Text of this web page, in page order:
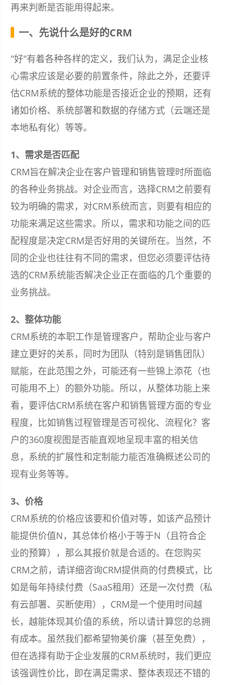
再来判断是否能用得起来。
一、先说什么是好的CRM
"好"有着各种各样的定义，我们认为，满足企业核
心需求应该是必要的前置条件，除此之外，还要评
估CRM系统的整体功能是否接近企业的预期，还有
诸如价格、系统部署和数据的存储方式（云端还是
本地私有化）等等。
1、需求是否匹配
CRM旨在解决企业在客户管理和销售管理时所面临
的各种业务挑战。对企业而言，选择CRM之前要有
较为明确的需求，对CRM系统而言，则要有相应的
功能来满足这些需求。所以，需求和功能之间的匹
配程度是决定CRM是否好用的关键所在。当然，不
同的企业也往往有不同的需求，但您必须要评估待
选的CRM系统能否解决企业正在面临的几个重要的
业务挑战。
2、整体功能
CRM系统的本职工作是管理客户，帮助企业与客户
建立更好的关系，同时为团队（特别是销售团队）
赋能，在此范围之外，可能还有一些锦上添花（也
可能用不上）的额外功能。所以，从整体功能上来
看，要评估CRM系统在客户和销售管理方面的专业
程度，比如销售过程管理是否可视化、流程化？客
户的360度视图是否能直观地呈现丰富的相关信
息，系统的扩展性和定制能力能否准确概述公司的
现有业务等等。
3、价格
CRM系统的价格应该要和价值对等，如该产品预计
能提供价值N，其总体价格小于等于N（且符合企
业的预算），那么其报价就是合适的。在您购买
CRM之前，请详细咨询CRM提供商的付费模式，比
如是每年持续付费（SaaS租用）还是一次付费（私
有云部署、买断使用），CRM是一个使用时间越
长，越能体现其价值的系统，所以请计算您的总拥
有成本。虽然我们都希望物美价廉（甚至免费），
但在选择有助于企业发展的CRM系统时，我们更应
该强调性价比，即在满足需求、整体表现还不错的